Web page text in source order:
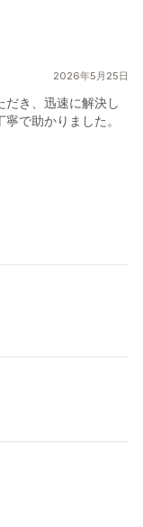
2026年5月25日
だき、迅速に解決し
で助かりました。